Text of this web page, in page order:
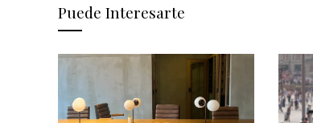
Puede Interesarte